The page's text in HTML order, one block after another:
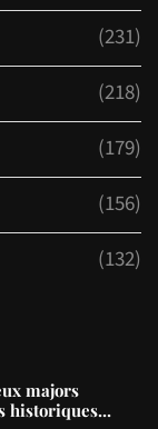
(231)
(218)
(179)
(156)
(132)
majors
historiques...